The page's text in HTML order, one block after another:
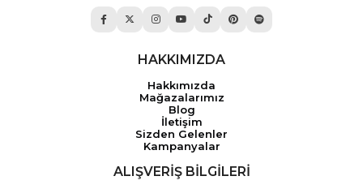
HAKKIMIZDA
Hakkımızda
Mağazalarımız
Blog
İletişim
Sizden Gelenler
Kampanyalar
ALIŞVERİŞ BİLGİLERİ